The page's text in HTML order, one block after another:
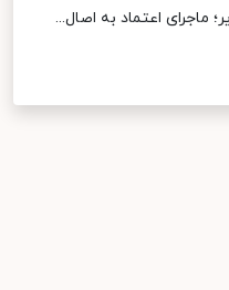
ماجرای اعتماد به اصال...